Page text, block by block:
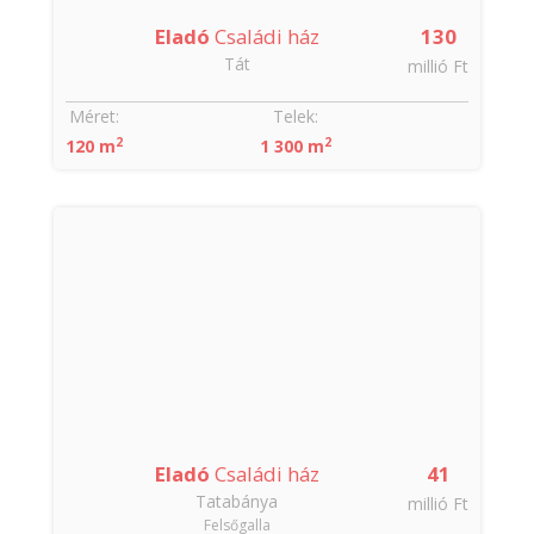
130
millió Ft
Eladó Családi ház
Tát
Méret:
120 m2
Telek:
1 300 m2
41
millió Ft
Eladó Családi ház
Tatabánya
Felsőgalla